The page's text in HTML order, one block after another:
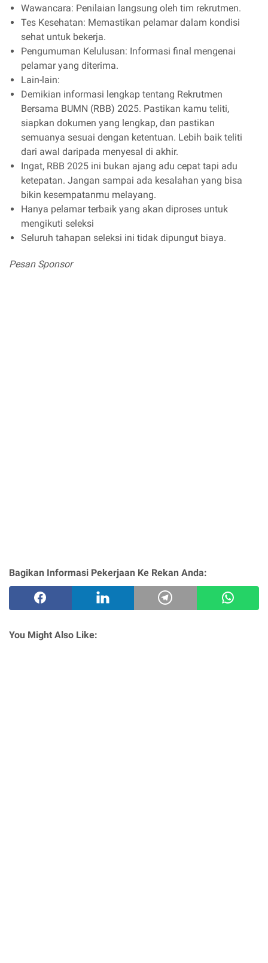
Wawancara: Penilaian langsung oleh tim rekrutmen.
Tes Kesehatan: Memastikan pelamar dalam kondisi
sehat untuk bekerja.
Pengumuman Kelulusan: Informasi final mengenai
pelamar yang diterima.
Lain-lain:
Demikian informasi lengkap tentang Rekrutmen
Bersama BUMN (RBB) 2025. Pastikan kamu teliti,
siapkan dokumen yang lengkap, dan pastikan
semuanya sesuai dengan ketentuan. Lebih baik teliti
dari awal daripada menyesal di akhir.
Ingat, RBB 2025 ini bukan ajang adu cepat tapi adu
ketepatan. Jangan sampai ada kesalahan yang bisa
bikin kesempatanmu melayang.
Hanya pelamar terbaik yang akan diproses untuk
mengikuti seleksi
Seluruh tahapan seleksi ini tidak dipungut biaya.
Pesan Sponsor
Bagikan Informasi Pekerjaan Ke Rekan Anda:
You Might Also Like: